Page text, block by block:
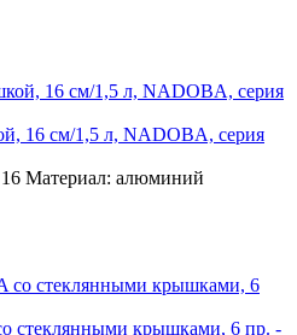
16 см/1,5 л, NADOBA, серия
16 Материал: алюминий
стеклянными крышками, 6 пр. -